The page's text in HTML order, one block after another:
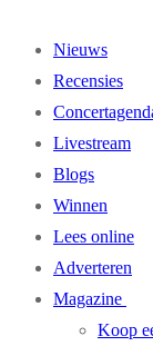
Nieuws
Recensies
Livestream
Blogs
Winnen
Lees online
Adverteren
Magazine
Koop